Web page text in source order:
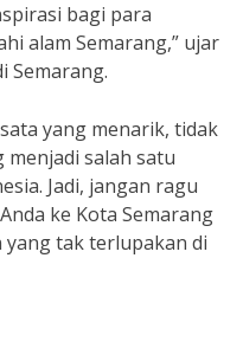
bagi para
alam Semarang,” ujar
Semarang.
yang menarik, tidak
salah satu
Jadi, jangan ragu
ke Kota Semarang
tak terlupakan di